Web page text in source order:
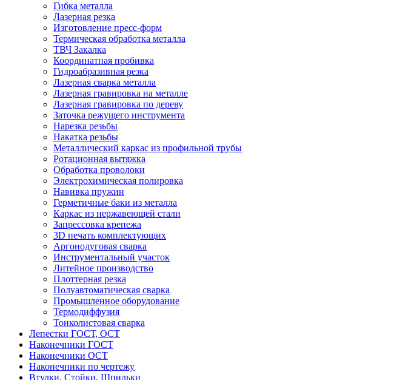
Гибка металла
Лазерная резка
Изготовление пресс-форм
Термическая обработка металла
ТВЧ Закалка
Координатная пробивка
Гидроабразивная резка
Лазерная сварка металла
Лазерная гравировка на металле
Лазерная гравировка по дереву
Заточка режущего инструмента
Нарезка резьбы
Накатка резьбы
Металлический каркас из профильной трубы
Ротационная вытяжка
Обработка проволоки
Электрохимическая полировка
Навивка пружин
Герметичные баки из металла
Каркас из нержавеющей стали
Запрессовка крепежа
3D печать комплектующих
Аргонодуговая сварка
Инструментальный участок
Литейное производство
Плоттерная резка
Полуавтоматическая сварка
Промышленное оборудование
Термодиффузия
Тонколистовая сварка
Лепестки ГОСТ, ОСТ
Наконечники ГОСТ
Наконечники ОСТ
Наконечники по чертежу
Втулки, Стойки, Шпильки